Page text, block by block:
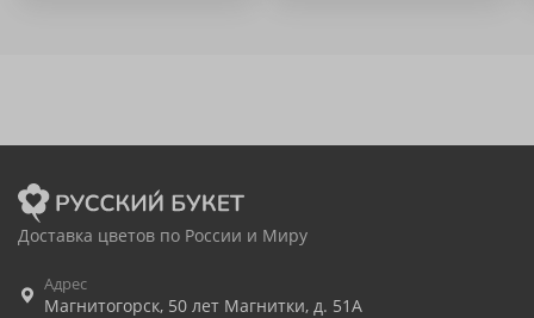
Доставка цветов по России и Миру
Адрес
Магнитогорск, 50 лет Магнитки, д. 51А